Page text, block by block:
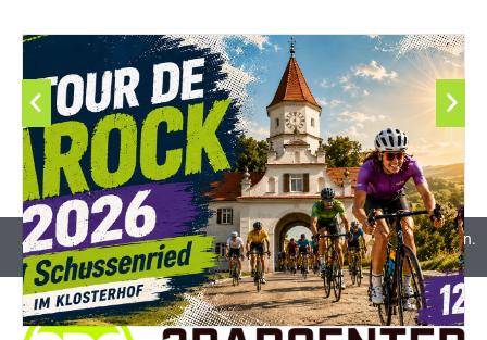
Alle Preise inkl. Mehrwertsteuer und gegebenenfalls Versandkosten.